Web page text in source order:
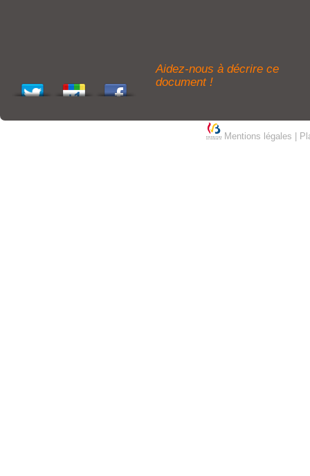
Aidez-nous à décrire ce
document !
Mentions légales